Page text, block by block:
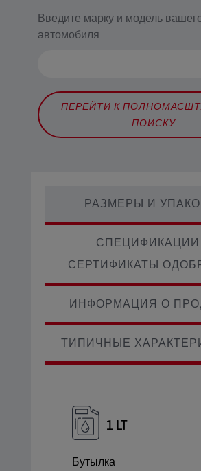
Введите марку и модель
автомобиля
ПЕРЕЙТИ К
ПОИСКУ
РАЗМЕРЫ И
СПЕЦИФИКАЦИИ
СЕРТИФИКАТЫ
ИНФОРМАЦИЯ О
ТИПИЧНЫЕ
1 LT
Бутылка